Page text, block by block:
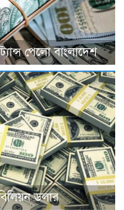
পেলো বাংলাদেশ
ডলার